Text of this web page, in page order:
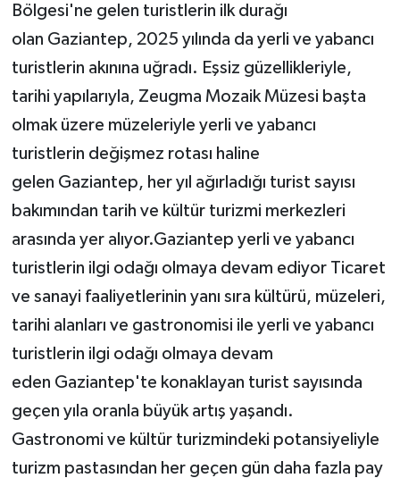
Bölgesi'ne gelen turistlerin ilk durağı
olan Gaziantep, 2025 yılında da yerli ve yabancı
turistlerin akınına uğradı. Eşsiz güzellikleriyle,
tarihi yapılarıyla, Zeugma Mozaik Müzesi başta
olmak üzere müzeleriyle yerli ve yabancı
turistlerin değişmez rotası haline
gelen Gaziantep, her yıl ağırladığı turist sayısı
bakımından tarih ve kültür turizmi merkezleri
arasında yer alıyor.Gaziantep yerli ve yabancı
turistlerin ilgi odağı olmaya devam ediyor Ticaret
ve sanayi faaliyetlerinin yanı sıra kültürü, müzeleri,
tarihi alanları ve gastronomisi ile yerli ve yabancı
turistlerin ilgi odağı olmaya devam
eden Gaziantep'te konaklayan turist sayısında
geçen yıla oranla büyük artış yaşandı.
Gastronomi ve kültür turizmindeki potansiyeliyle
turizm pastasından her geçen gün daha fazla pay